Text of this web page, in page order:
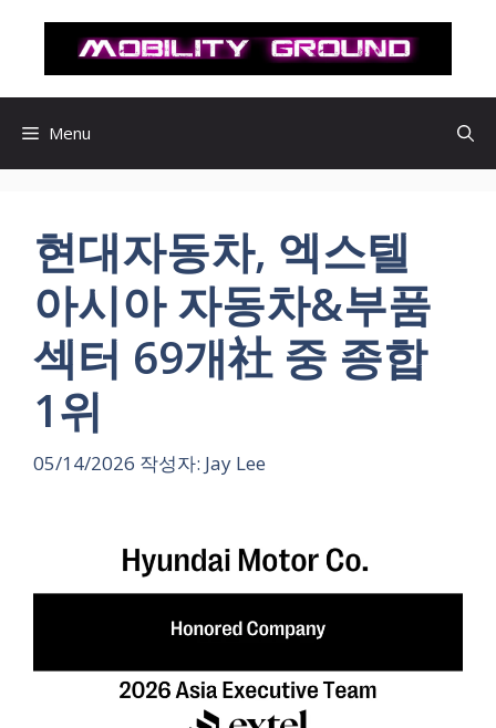
로
Menu
현대자동차, 엑스텔
아시아 자동차&부품
섹터 69개社 중 종합
1위
05/14/2026 작성자: Jay Lee